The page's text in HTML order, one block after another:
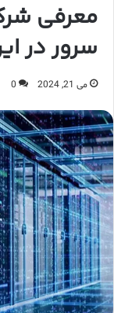
معرفی
سرور در
می 21, 2024 0